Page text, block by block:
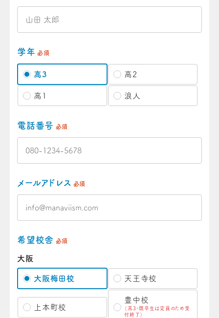
学年 必須
高3 高2
高1 浪人
電話番号 必須
メールアドレス 必須
希望校舎 必須
大阪
大阪梅田校 天王寺校
上本町校
豊中校
（高3・既卒生は定員のため受
付終了）